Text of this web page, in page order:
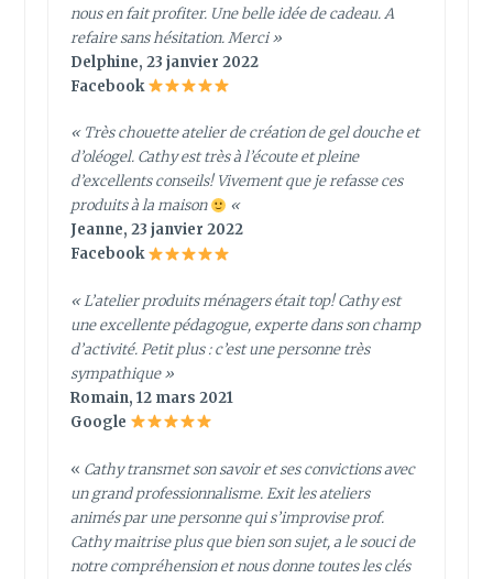
nous en fait profiter. Une belle idée de cadeau. A
refaire sans hésitation. Merci »
Delphine, 23 janvier 2022
Facebook
« Très chouette atelier de création de gel douche et
d’oléogel. Cathy est très à l’écoute et pleine
d’excellents conseils! Vivement que je refasse ces
produits à la maison
«
Jeanne, 23 janvier 2022
Facebook
«L’atelier produits ménagers était top! Cathy est
une excellente pédagogue, experte dans son champ
d’activité. Petit plus : c’est une personne très
sympathique»
Romain, 12 mars 2021
Google
« Cathy transmet son savoir et ses convictions avec
un grand professionnalisme. Exit les ateliers
animés par une personne qui s’improvise prof.
Cathy maitrise plus que bien son sujet, a le souci de
notre compréhension et nous donne toutes les clés